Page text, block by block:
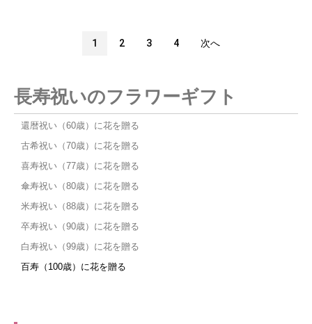
1 2 3 4 次へ
長寿祝いのフラワーギフト
還暦祝い（60歳）に花を贈る
古希祝い（70歳）に花を贈る
喜寿祝い（77歳）に花を贈る
傘寿祝い（80歳）に花を贈る
米寿祝い（88歳）に花を贈る
卒寿祝い（90歳）に花を贈る
白寿祝い（99歳）に花を贈る
百寿（100歳）に花を贈る